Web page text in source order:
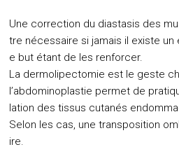
Une correction du diastasis des
tre nécessaire si jamais il existe
e but étant de les renforcer.
La dermolipectomie est le geste
l’abdominoplastie permet de
lation des tissus cutanés
Selon les cas, une transposition
ire.